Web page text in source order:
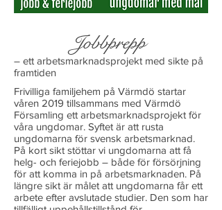
Jobbprepp
– ett arbetsmarknadsprojekt med sikte på
framtiden
Frivilliga familjehem på Värmdö startar
våren 2019 tillsammans med Värmdö
Församling ett arbetsmarknadsprojekt för
våra ungdomar. Syftet är att rusta
ungdomarna för svensk arbetsmarknad.
På kort sikt stöttar vi ungdomarna att få
helg- och feriejobb – både för försörjning
för att komma in på arbetsmarknaden. På
längre sikt är målet att ungdomarna får ett
arbete efter avslutade studier. Den som har